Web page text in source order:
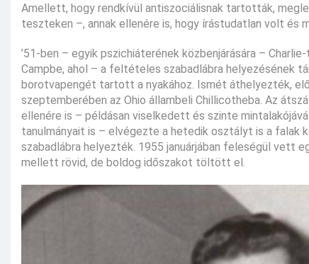
Amellett, hogy rendkívül antiszociálisnak tartották,
teszteken –, annak ellenére is, hogy írástudatlan volt és
’51-ben – egyik pszichiáterének közbenjárására –
Campbe, ahol – a feltételes szabadlábra helyezésének
borotvapengét tartott a nyakához. Ismét áthelyezték,
szeptemberében az Ohio állambeli Chillicotheba. Az
ellenére is – példásan viselkedett és szinte
tanulmányait is – elvégezte a hetedik osztályt is a
szabadlábra helyezték. 1955 januárjában feleségül vett
mellett rövid, de boldog időszakot töltött el.